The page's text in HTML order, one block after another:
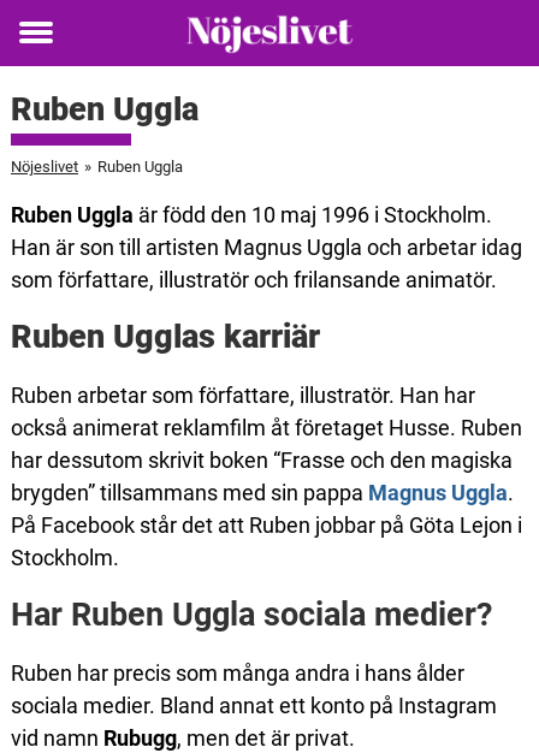
Toggle
Ruben Uggla
Nöjeslivet » Ruben Uggla
Ruben Uggla är född den 10 maj 1996 i Stockholm.
Han är son till artisten Magnus Uggla och arbetar idag
som författare, illustratör och frilansande animatör.
Ruben Ugglas karriär
Ruben arbetar som författare, illustratör. Han har
också animerat reklamfilm åt företaget Husse. Ruben
har dessutom skrivit boken “Frasse och den magiska
brygden” tillsammans med sin pappa Magnus Uggla.
På Facebook står det att Ruben jobbar på Göta Lejon i
Stockholm.
Har Ruben Uggla sociala medier?
Ruben har precis som många andra i hans ålder
sociala medier. Bland annat ett konto på Instagram
vid namn Rubugg, men det är privat.